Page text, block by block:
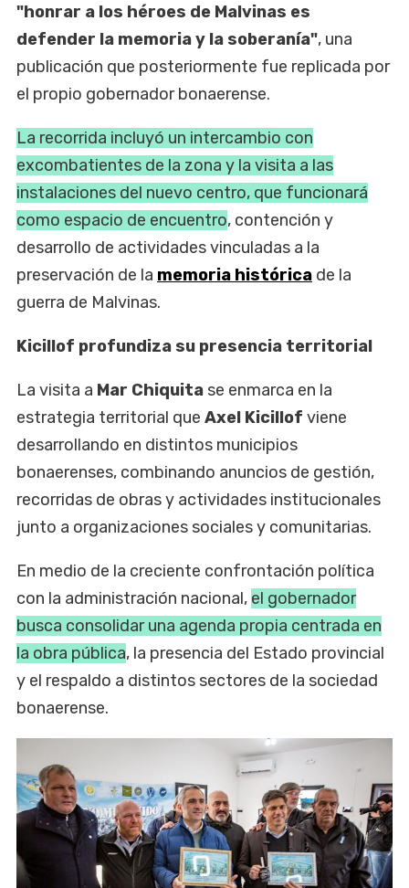
"honrar a los héroes de Malvinas es
defender la memoria y la soberanía", una
publicación que posteriormente fue replicada por
el propio gobernador bonaerense.
La recorrida incluyó un intercambio con
excombatientes de la zona y la visita a las
instalaciones del nuevo centro, que funcionará
como espacio de encuentro, contención y
desarrollo de actividades vinculadas a la
preservación de la memoria histórica de la
guerra de Malvinas.
Kicillof profundiza su presencia territorial
La visita a Mar Chiquita se enmarca en la
estrategia territorial que Axel Kicillof viene
desarrollando en distintos municipios
bonaerenses, combinando anuncios de gestión,
recorridas de obras y actividades institucionales
junto a organizaciones sociales y comunitarias.
En medio de la creciente confrontación política
con la administración nacional, el gobernador
busca consolidar una agenda propia centrada en
la obra pública, la presencia del Estado provincial
y el respaldo a distintos sectores de la sociedad
bonaerense.